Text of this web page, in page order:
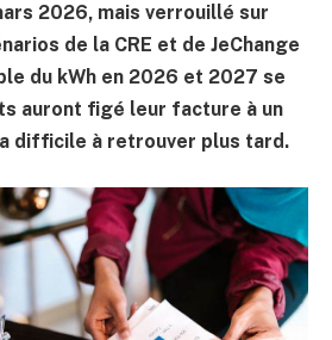
2026, mais verrouillé sur
de la CRE et de JeChange
du kWh en 2026 et 2027 se
auront figé leur facture à un
difficile à retrouver plus tard.